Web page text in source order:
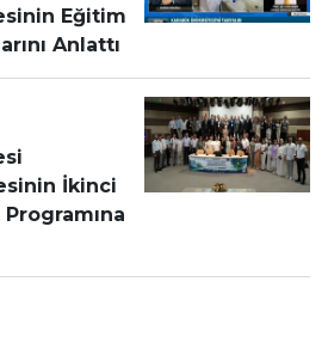
Eğitim
Anlattı
İkinci